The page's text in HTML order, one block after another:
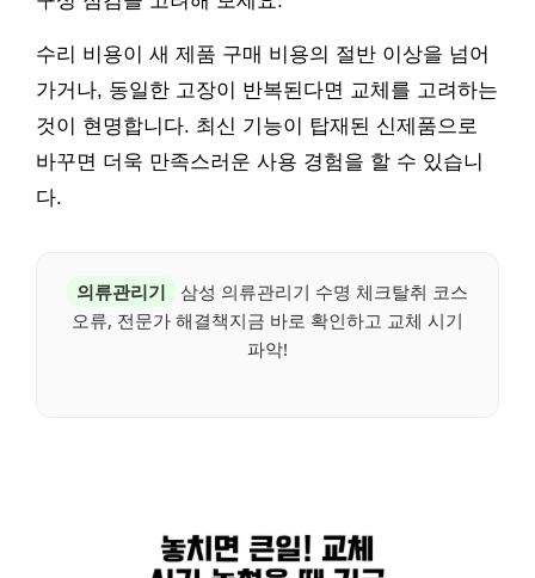
수리 비용이 새 제품 구매 비용의 절반 이상을 넘어
가거나, 동일한 고장이 반복된다면 교체를 고려하는
것이 현명합니다. 최신 기능이 탑재된 신제품으로
바꾸면 더욱 만족스러운 사용 경험을 할 수 있습니
다.
의류관리기
삼성 의류관리기 수명 체크탈취 코스
오류, 전문가 해결책지금 바로 확인하고 교체 시기
파악!